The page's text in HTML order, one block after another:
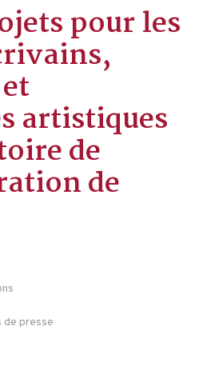
pour les
artistiques
de
de
de presse